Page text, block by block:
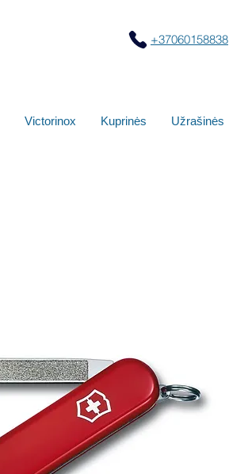
+37060158838
Victorinox Kuprinės Užrašinės